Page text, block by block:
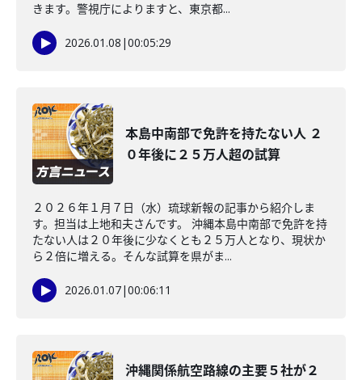
きます。警視庁によりますと、東京都...
2026.01.08 |00:05:29
本島中南部で免許を持たない人 ２
０年後に２５万人超の試算
２０２６年１月７日（水）琉球新報の記事から紹介しま
す。担当は上地和夫さんです。 沖縄本島中南部で免許を持
たない人は２０年後に少なくとも２５万人となり、現状か
ら２倍に増える。そんな試算を県がま...
2026.01.07|00:06:11
沖縄関係航空路線の主要５社が２